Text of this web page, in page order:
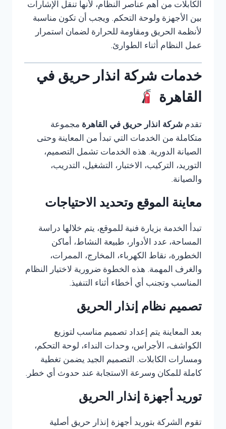
الكابلات من أهم عناصر النظام، لأنها تنقل الإشارات
بين الأجهزة ولوحة التحكم. ويجب أن تكون مناسبة
لأنظمة الحريق ومقاومة للحرارة لضمان استمرار
عمل النظام أثناء الطوارئ.
خدمات شركة انذار حريق في
القاهرة
تقدم شركة انذار حريق في القاهرة مجموعة
متكاملة من الخدمات التي تبدأ من المعاينة وحتى
الصيانة الدورية. هذه الخدمات تشمل التصميم،
التوريد، التركيب، الاختبار، التشغيل، التدريب،
والصيانة.
معاينة الموقع وتحديد الاحتياجات
تبدأ الخدمة بزيارة فنية للموقع، يتم خلالها دراسة
المساحة، عدد الأدوار، طبيعة النشاط، أماكن
الخطورة، نقاط الكهرباء، المخارج، الممرات،
والغرف المهمة. هذه الخطوة ضرورية لاختيار النظام
المناسب وتجنب أي أخطاء أثناء التنفيذ.
تصميم نظام إنذار الحريق
بعد المعاينة يتم إعداد تصميم مناسب لتوزيع
الكواشف، الأجراس، وحدات النداء، لوحة التحكم،
ومسارات الكابلات. التصميم الجيد يضمن تغطية
كاملة للمكان وسرعة الاستجابة عند حدوث أي خطر.
توريد أجهزة إنذار الحريق
تقوم الشركة بتوريد أجهزة إنذار حريق أصلية